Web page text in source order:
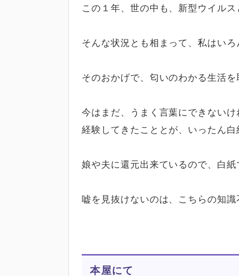
この１年、世の中も、新型ウイル
そんな状況とも相まって、私はい
そのおかげで、匂いのわかる生活を
今はまだ、うまく言葉にできない
経験してきたこととが、いったん
娘や夫に還元出来ているので、白紙
嘘を見抜けないのは、こちらの知識
本屋にて